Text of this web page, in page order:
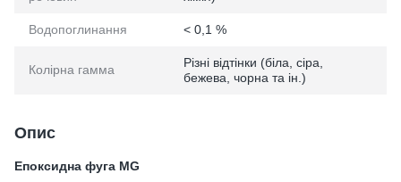
Водопоглинання < 0,1 %
Колірна гамма
Різні відтінки (біла, сіра,
бежева, чорна та ін.)
Опис
Епоксидна фуга MG